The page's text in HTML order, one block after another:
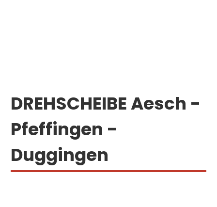
DREHSCHEIBE Aesch -
Pfeffingen -
Duggingen